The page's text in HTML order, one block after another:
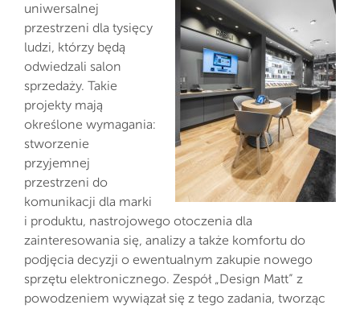
uniwersalnej
przestrzeni dla tysięcy
ludzi, którzy będą
odwiedzali salon
sprzedaży. Takie
projekty mają
określone wymagania:
stworzenie
przyjemnej
przestrzeni do
komunikacji dla marki
i produktu, nastrojowego otoczenia dla
zainteresowania się, analizy a także komfortu do
podjęcia decyzji o ewentualnym zakupie nowego
sprzętu elektronicznego. Zespół „Design Matt” z
powodzeniem wywiązał się z tego zadania, tworząc